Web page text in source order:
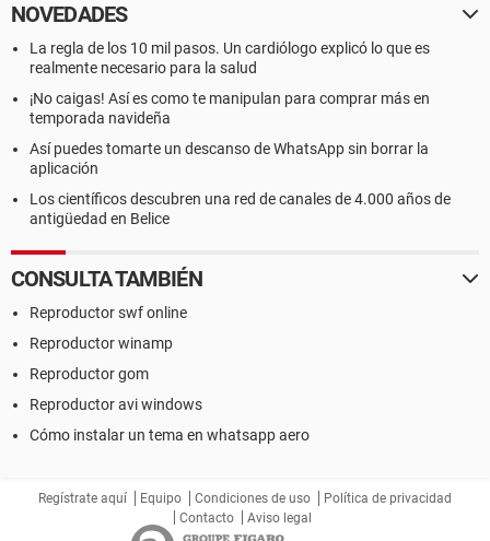
NOVEDADES
La regla de los 10 mil pasos. Un cardiólogo explicó lo que es
realmente necesario para la salud
¡No caigas! Así es como te manipulan para comprar más en
temporada navideña
Así puedes tomarte un descanso de WhatsApp sin borrar la
aplicación
Los científicos descubren una red de canales de 4.000 años de
antigüedad en Belice
CONSULTA TAMBIÉN
Reproductor swf online
Reproductor winamp
Reproductor gom
Reproductor avi windows
Cómo instalar un tema en whatsapp aero
Regístrate aquí Equipo Condiciones de uso
Política de privacidad
Contacto
Aviso legal